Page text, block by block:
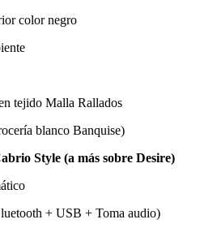
color negro
tejido Malla Rallados
blanco Banquise)
Style (a más sobre Desire)
+ USB + Toma audio)